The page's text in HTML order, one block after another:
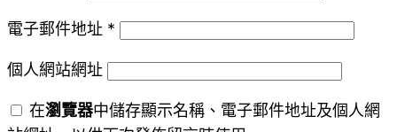
電子郵件地址 *
個人網站網址
在瀏覽器中儲存顯示名稱、電子郵件地址及個人網